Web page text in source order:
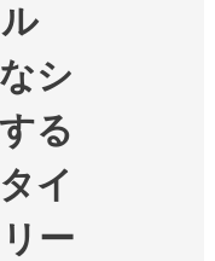
シ
る
イ
ー